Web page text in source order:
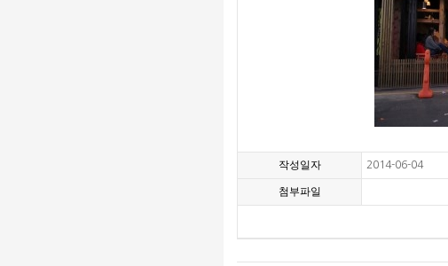
작성일자 2014-06-04
첨부파일